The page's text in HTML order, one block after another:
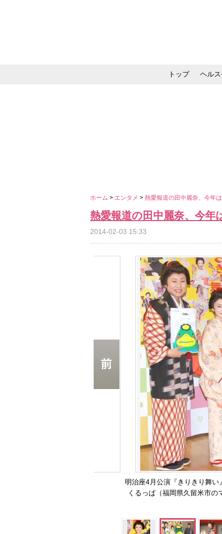
トップ ヘル
ホーム > エンタメ > 熱愛報道の田中麗奈、今年
熱愛報道の田中麗奈、今年
2014-02-03 15:33
明治座4月公演『きりきり舞
くるっぱ（福岡県久留米市